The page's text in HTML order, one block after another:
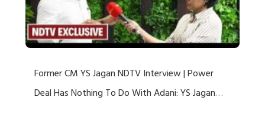
Former CM YS Jagan NDTV Interview | Power
Deal Has Nothing To Do With Adani: YS Jagan